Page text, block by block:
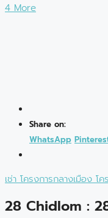
4 More
Share on:
WhatsApp
เช่า โครงการกลางเมือง โค
28 Chidlom :